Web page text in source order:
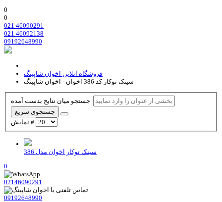
0
0
021 46090291
021 46092138
09192648990
فروشگاه آنلاین اخوان شاپینگ
سینک توکار کد 386 اخوان - اخوان شاپینگ
جستجوی سریع
نمایش #
سینک توکار اخوان مدل 386
0
02146090291
09192648990